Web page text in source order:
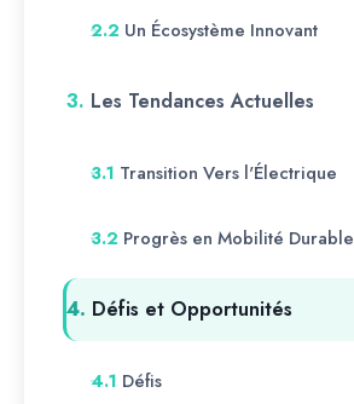
2.2 Un Écosystème Innovant
3. Les Tendances Actuelles
3.1 Transition Vers l'Électrique
3.2 Progrès en Mobilité Durable
4. Défis et Opportunités
4.1 Défis